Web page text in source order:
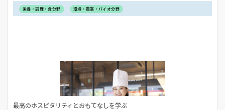
栄養・調理・食分野 環境・農業・バイオ分野
最高のホスピタリティとおもてなしを学ぶ